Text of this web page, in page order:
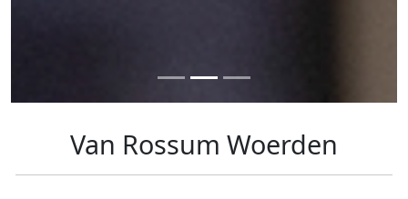
Van Rossum Woerden